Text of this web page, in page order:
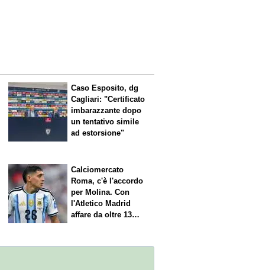
Caso Esposito, dg
Cagliari: "Certificato
imbarazzante dopo
un tentativo simile
ad estorsione"
Calciomercato
Roma, c'è l'accordo
per Molina. Con
l'Atletico Madrid
affare da oltre 13